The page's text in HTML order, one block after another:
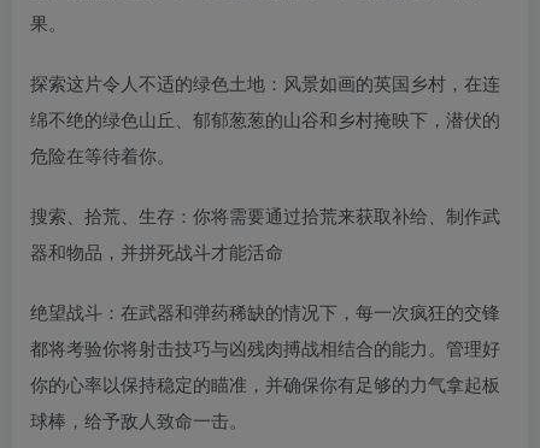
果。
探索这片令人不适的绿色土地：风景如画的英国乡村，在连
绵不绝的绿色山丘、郁郁葱葱的山谷和乡村掩映下，潜伏的
危险在等待着你。
搜索、拾荒、生存：你将需要通过拾荒来获取补给、制作武
器和物品，并拼死战斗才能活命
绝望战斗：在武器和弹药稀缺的情况下，每一次疯狂的交锋
都将考验你将射击技巧与凶残肉搏战相结合的能力。管理好
你的心率以保持稳定的瞄准，并确保你有足够的力气拿起板
球棒，给予敌人致命一击。